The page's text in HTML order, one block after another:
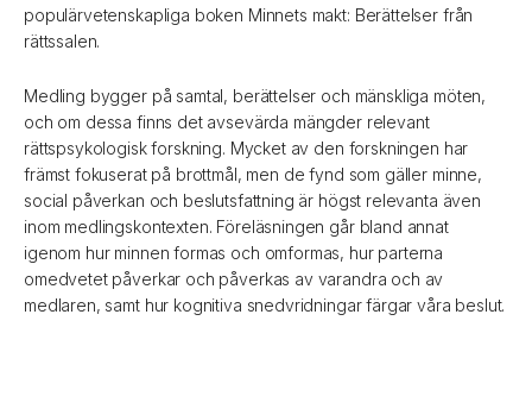
populärvetenskapliga boken Minnets makt: Berättelser från
rättssalen.
Medling bygger på samtal, berättelser och mänskliga möten,
och om dessa finns det avsevärda mängder relevant
rättspsykologisk forskning. Mycket av den forskningen har
främst fokuserat på brottmål, men de fynd som gäller minne,
social påverkan och beslutsfattning är högst relevanta även
inom medlingskontexten. Föreläsningen går bland annat
igenom hur minnen formas och omformas, hur parterna
omedvetet påverkar och påverkas av varandra och av
medlaren, samt hur kognitiva snedvridningar färgar våra beslut.